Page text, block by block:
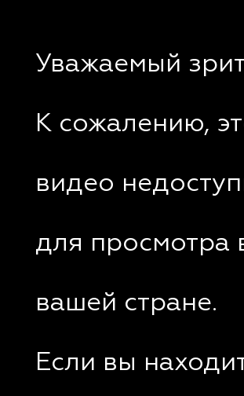
Уважаемый
К сожалению,
видео
для просмотра
вашей стране.
Если вы